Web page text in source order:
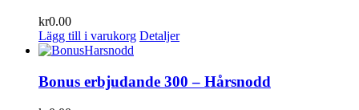
kr0.00
Lägg till i varukorg Detaljer
Bonus erbjudande 300 – Hårsnodd